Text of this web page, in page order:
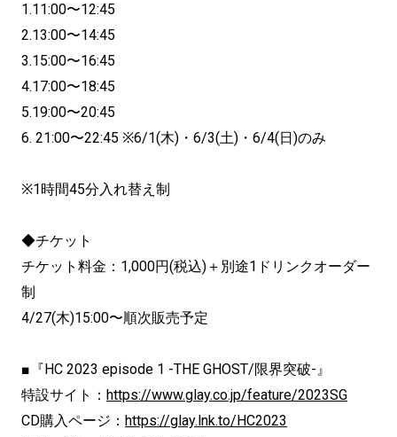
1.11:00〜12:45
2.13:00〜14:45
3.15:00〜16:45
4.17:00〜18:45
5.19:00〜20:45
6. 21:00〜22:45 ※6/1(木)・6/3(土)・6/4(日)のみ
※1時間45分入れ替え制
◆チケット
チケット料金：1,000円(税込)＋別途1ドリンクオーダー
制
4/27(木)15:00〜順次販売予定
■『HC 2023 episode 1 -THE GHOST/限界突破-』
特設サイト： https://www.glay.co.jp/feature/2023SG
CD購入ページ ： https://glay.lnk.to/ HC2023